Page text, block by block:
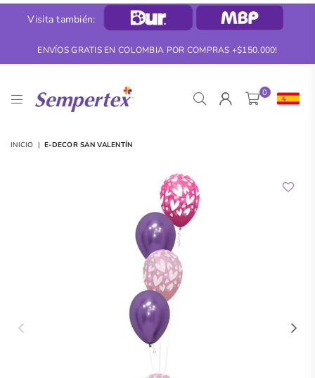
Visita también:
ENVÍOS GRATIS EN COLOMBIA POR COMPRAS +$150.000!
SEMPERTEX
0
INICIO | E-DECOR SAN VALENTÍN